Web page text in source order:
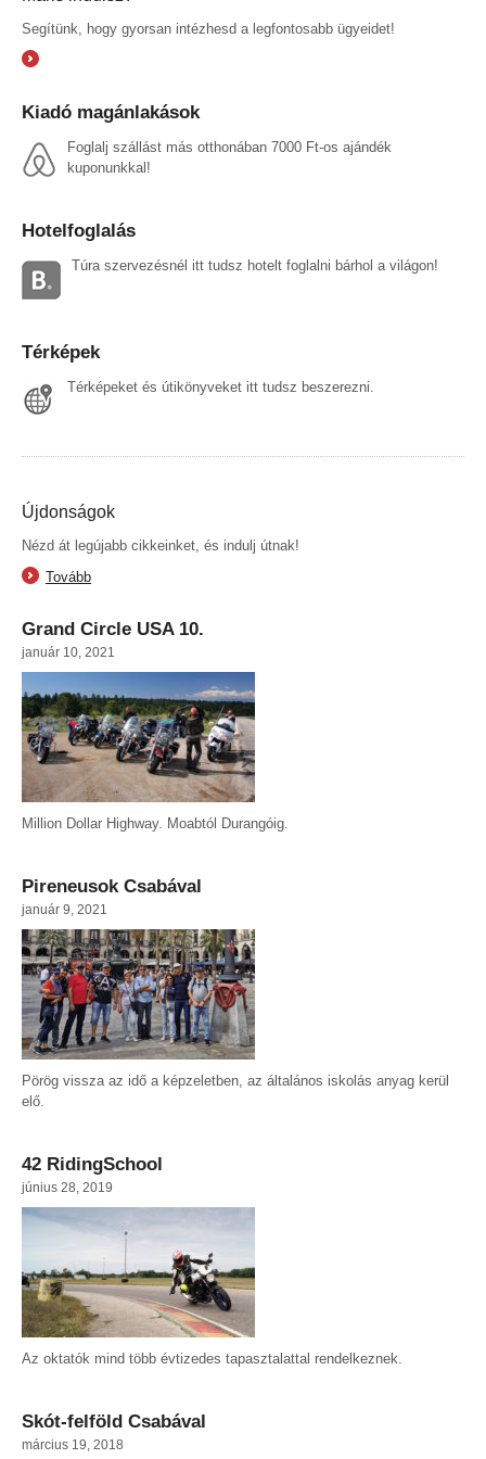
Segítünk, hogy gyorsan intézhesd a legfontosabb ügyeidet!
Kiadó magánlakások
Foglalj szállást más otthonában 7000 Ft-os ajándék
kuponunkkal!
Hotelfoglalás
Túra szervezésnél itt tudsz hotelt foglalni bárhol a világon!
Térképek
Térképeket és útikönyveket itt tudsz beszerezni.
Újdonságok
Nézd át legújabb cikkeinket, és indulj útnak!
Tovább
Grand Circle USA 10.
január 10, 2021
Million Dollar Highway. Moabtól Durangóig.
Pireneusok Csabával
január 9, 2021
Pörög vissza az idő a képzeletben, az általános iskolás anyag kerül
elő.
42 RidingSchool
június 28, 2019
Az oktatók mind több évtizedes tapasztalattal rendelkeznek.
Skót-felföld Csabával
március 19, 2018